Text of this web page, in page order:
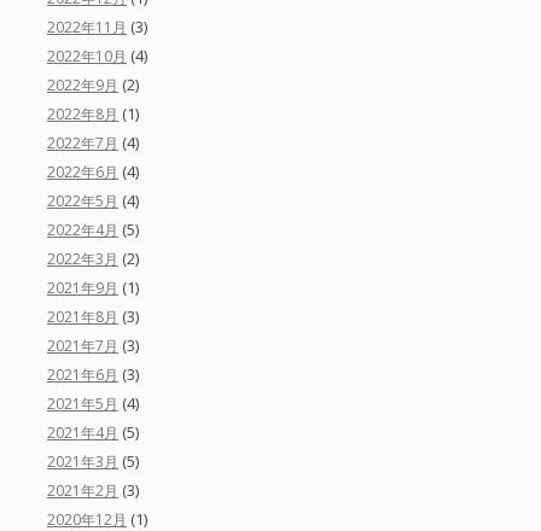
2022年11月 (3)
2022年10月 (4)
2022年9月 (2)
2022年8月 (1)
2022年7月 (4)
2022年6月 (4)
2022年5月 (4)
2022年4月 (5)
2022年3月 (2)
2021年9月 (1)
2021年8月 (3)
2021年7月 (3)
2021年6月 (3)
2021年5月 (4)
2021年4月 (5)
2021年3月 (5)
2021年2月 (3)
2020年12月 (1)